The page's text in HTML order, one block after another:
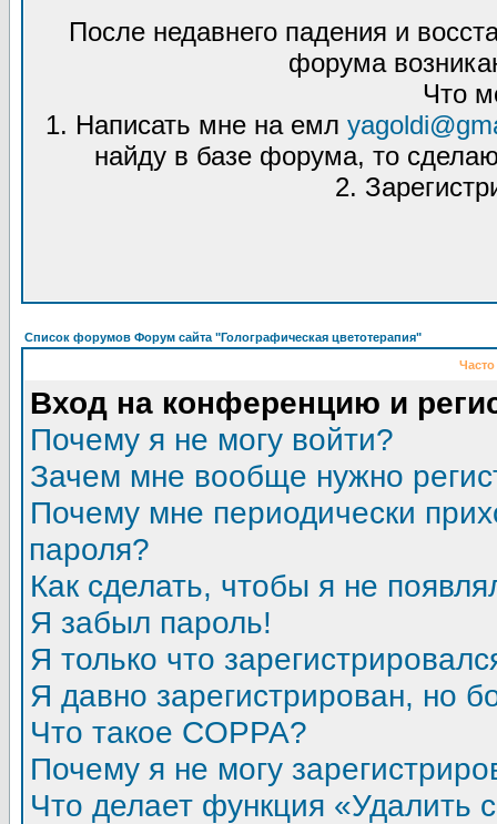
После недавнего падения и
форума
Что
1. Написать мне на емл
найду в базе форума, то
2.
Список форумов Форум сайта "Голографическая цветотерапия"
Вход на конференцию и
Почему я не могу войти?
Зачем мне вообще нужно
Почему мне периодически
пароля?
Как сделать, чтобы я не
Я забыл пароль!
Я только что
Я давно зарегистрирован, но
Что такое COPPA?
Почему я не могу
Что делает функция «Удалить